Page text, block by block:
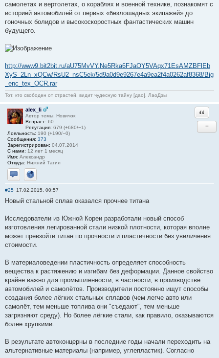
самолетах и вертолетах, о кораблях и военной технике, познакомят с
историей автомобилей от первых «безлошадных экипажей» до
гоночных болидов и высокоскоростных фантастических машин
будущего.
http://www9.bit2bit.ru/aU75MvVY.Ne5Rka6FJaOY5VAqx71EsAMZBFlEb
XyS_2Ln_xQCw/RsU2_nsC5ek/5d9a0d9e9267e4a9ea2f4a0262af8368/Big
_enc_tex_OCR.rar
Тот, кто свободен от страстей, видит чудесную тайну [дао]. ЛаоДзы
alex_li
Автор темы, Новичок
Возраст: 60
Репутация: 679 (+680/−1)
Лояльность: 190 (+190/−0)
Сообщения: 373
Зарегистрирован: 04.07.2014
С нами: 12 лет 1 месяц
Имя: Александр
Откуда: Нижний Тагил
Отправить личное сообщение
Сайт
−
#25 17.02.2015, 00:57
Новый стальной сплав оказался прочнее титана
Исследователи из Южной Кореи разработали новый способ
изготовления легированной стали низкой плотности, которая вполне
может превзойти титан по прочности и пластичности без увеличения
стоимости.
В материаловедении пластичность определяет способность
вещества к растяжению и изгибам без деформации. Данное свойство
крайне важно для промышленности, в частности, в производстве
автомобилей и самолётов. Производители постоянно ищут способы
создания более лёгких стальных сплавов (чем легче авто или
самолёт, тем меньше топлива они "съедают", тем меньше
загрязняют среду). Но более лёгкие стали, как правило, оказываются
более хрупкими.
В результате автоконцерны в последние годы начали переходить на
альтернативные материалы (например, углепластик). Согласно